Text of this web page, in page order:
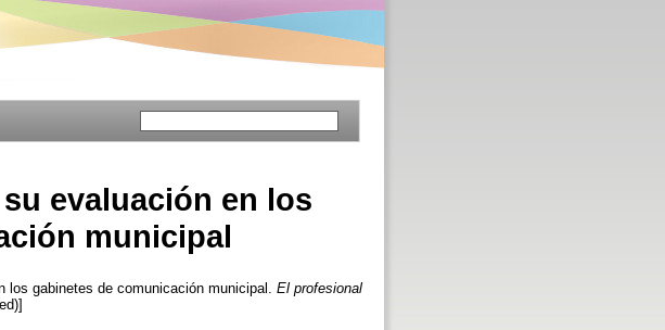
evaluación en los
municipal
gabinetes de comunicación municipal. El profesional